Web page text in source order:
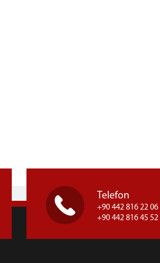
Telefon
+90 442 816 22 06
+90 442 816 45 52